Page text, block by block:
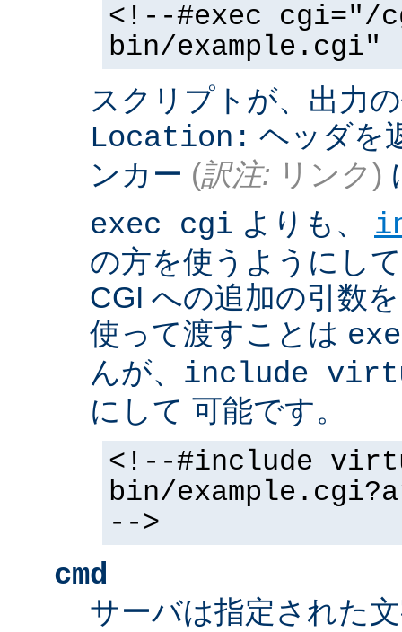
<!--#exec cgi="/
bin/example.cgi"
スクリプトが、出力
Location: ヘッダを
ンカー (訳注: リンク)
exec cgi よりも、
の方を使うようにし
CGI への追加の引数
使って渡すことは
んが、 include
にして 可能です。
<!--#include
bin/
-->
cmd
サーバは指定された